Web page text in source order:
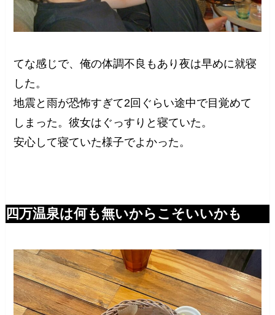
てな感じで、俺の体調不良もあり夜は早めに就寝
した。
地震と雨が恐怖すぎて2回ぐらい途中で目覚めて
しまった。彼女はぐっすりと寝ていた。
安心して寝ていた様子でよかった。
四万温泉は何も無いからこそいいかも